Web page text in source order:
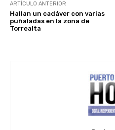
ARTÍCULO ANTERIOR
Hallan un cadáver con varias
puñaladas en la zona de
Torrealta